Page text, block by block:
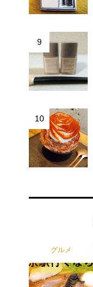
9
10
グルメ